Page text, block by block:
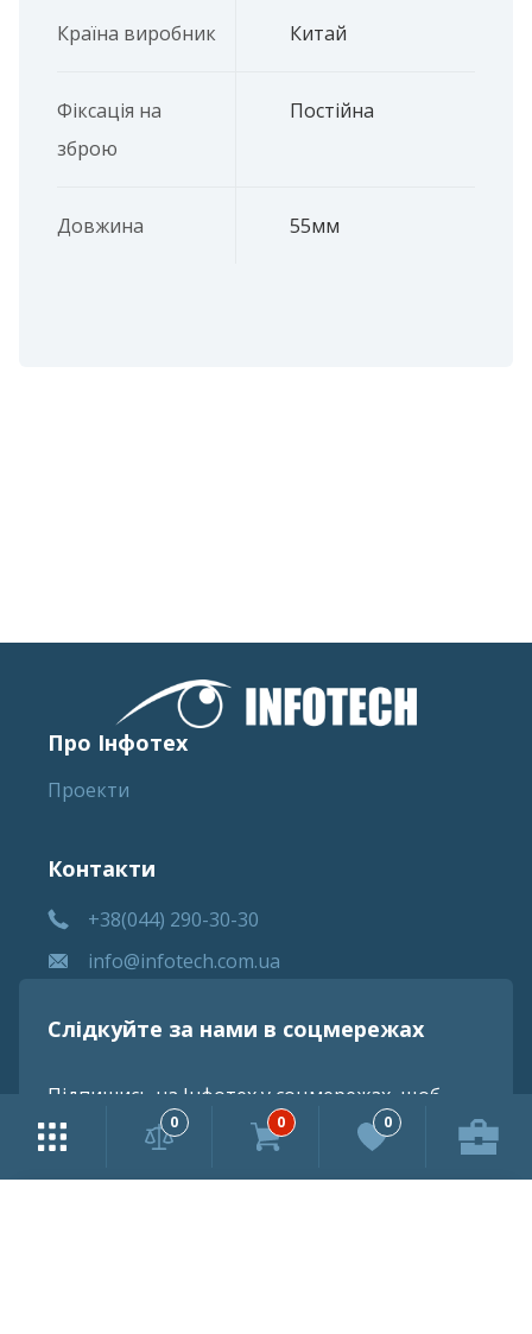
0 0 0
Країна виробник Китай
Фіксація на
зброю
Постійна
Довжина 55мм
Про Інфотех
Проекти
Контакти
+38(044) 290-30-30
info@infotech.com.ua
Слідкуйте за нами в соцмережах
Підпишись на Інфотех у соцмережах, щоб
знати про всі оновлення